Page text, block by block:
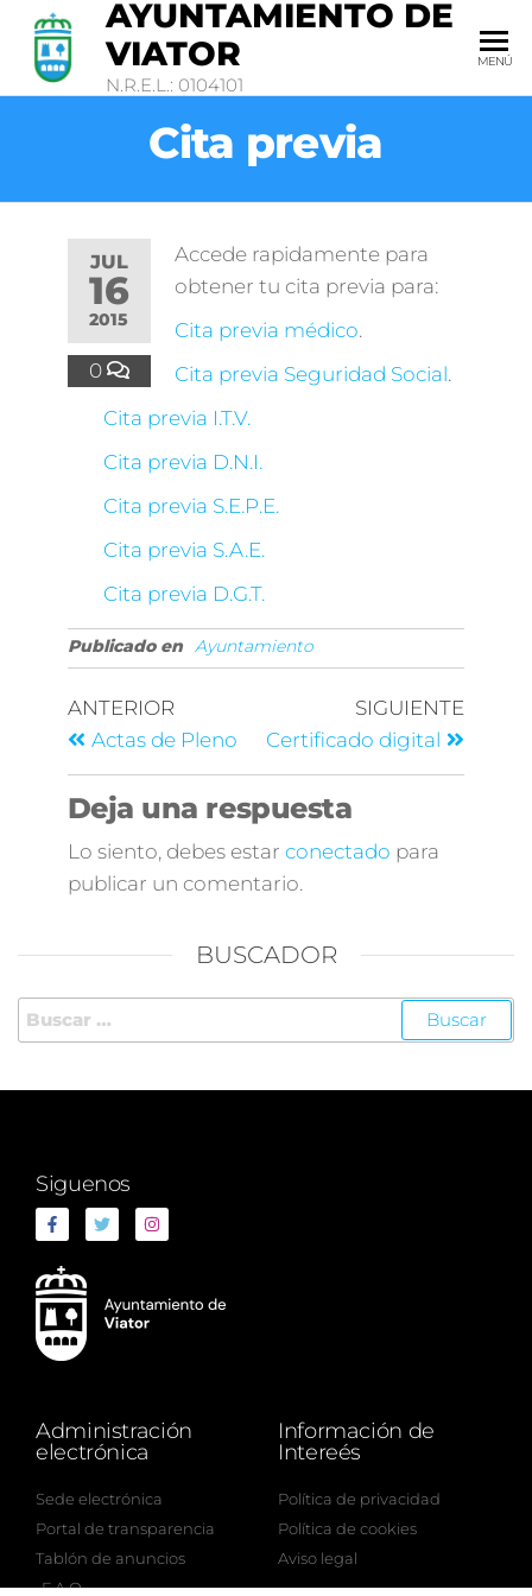
AYUNTAMIENTO DE
VIATOR
N.R.E.L.: 0104101
MENÚ
Cita previa
JUL
16
2015
0
Accede rapidamente para
obtener tu cita previa para:
Cita previa médico.
Cita previa Seguridad Social.
Cita previa I.T.V.
Cita previa D.N.I.
Cita previa S.E.P.E.
Cita previa S.A.E.
Cita previa D.G.T.
Publicado en Ayuntamiento
ANTERIOR
Actas de Pleno
SIGUIENTE
Certificado digital
Deja una respuesta
Lo siento, debes estar conectado para
publicar un comentario.
BUSCADOR
Siguenos
Administración
electrónica
Sede electrónica
Portal de transparencia
Tablón de anuncios
F.A.Q.
Información de
Intereés
Política de privacidad
Política de cookies
Aviso legal